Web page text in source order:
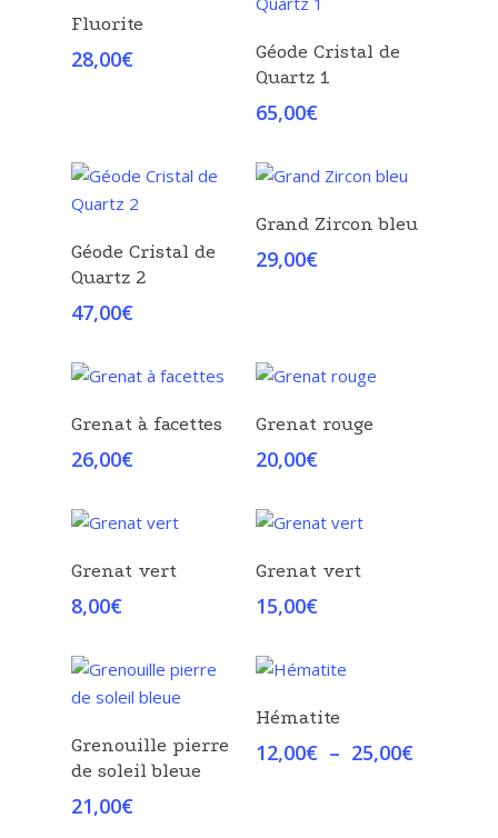
Choix Des Options
Fluorite
28,00€
Choix Des Options
Géode Cristal de
Quartz 1
65,00€
Choix Des Options
Géode Cristal de
Quartz 2
47,00€
Choix Des Options
Grand Zircon bleu
29,00€
Choix Des Options
Grenat à facettes
26,00€
Grenat rouge
20,00€
Grenat vert
8,00€
Grenat vert
15,00€
Choix Des Options
Grenouille pierre
de soleil bleue
21,00€
Choix Des Options
Hématite
12,00€ – 25,00€Plage